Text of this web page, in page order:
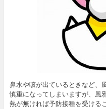
鼻水や咳が出ているときなど、
慎重になってしまいますが、風
熱が無ければ予防接種を受ける